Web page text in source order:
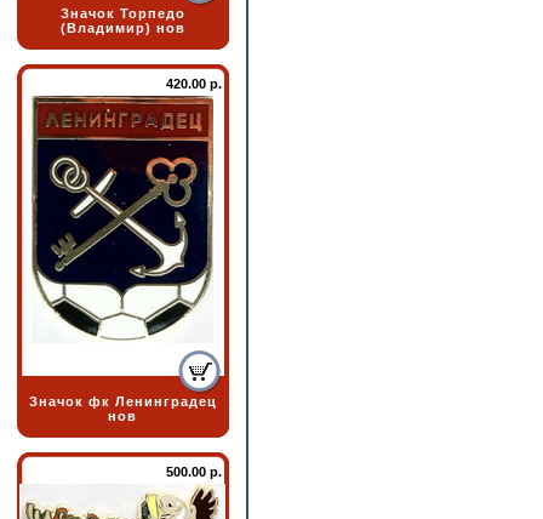
Значок Торпедо
(Владимир) нов
420.00 р.
Значок фк Ленинградец
нов
500.00 р.